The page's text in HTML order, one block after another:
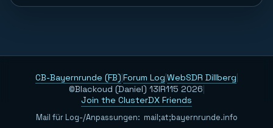
CB-Bayernrunde (FB)|Forum Log|WebSDR Dillberg|
©Blackoud (Daniel) 13IR115 2026|
Join the ClusterDX Friends
Mail für Log-/Anpassungen: mail;at;bayernrunde.info